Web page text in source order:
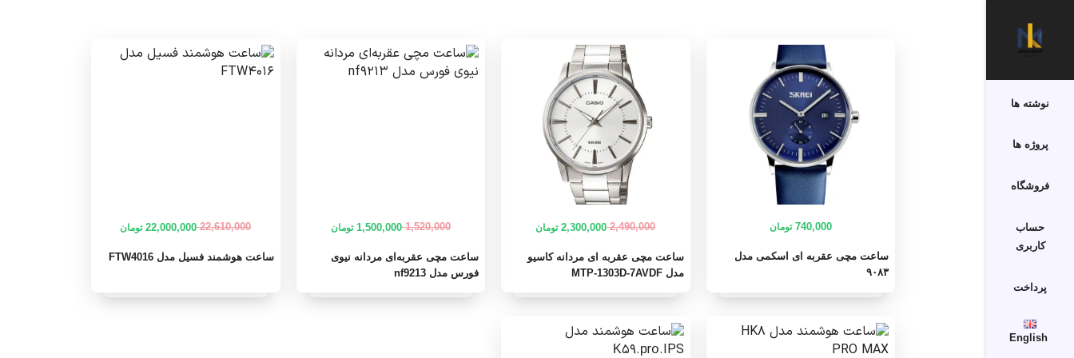
نوشته ها
پروژه ها
فروشگاه
حساب
کاربری
پرداخت
English
740,000 تومان
ساعت مچی عقربه ای اسکمی مدل
۹۰۸۳
2,490,000
قیمت
اصلی
2,300,000 تومان
قیمت
فعلی
ساعت مچی عقربه ای مردانه کاسیو
مدل MTP-1303D-7AVDF
1,520,000
قیمت
اصلی
1,500,000 تومان
قیمت
فعلی
ساعت مچی عقربه‌ای مردانه نیوی
فورس مدل nf9213
22,610,000
قیمت
اصلی
22,000,000 تومان
قیمت
فعلی
ساعت هوشمند فسیل مدل FTW4016